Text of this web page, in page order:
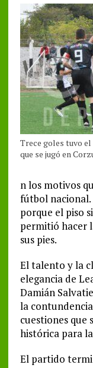
Trece goles tuvo
que se jugó en
n los motivos
fútbol nacional.
porque el piso
permitió hacer
sus pies.
El talento y la
elegancia de
Damián
la
cuestiones que
histórica para
El partido